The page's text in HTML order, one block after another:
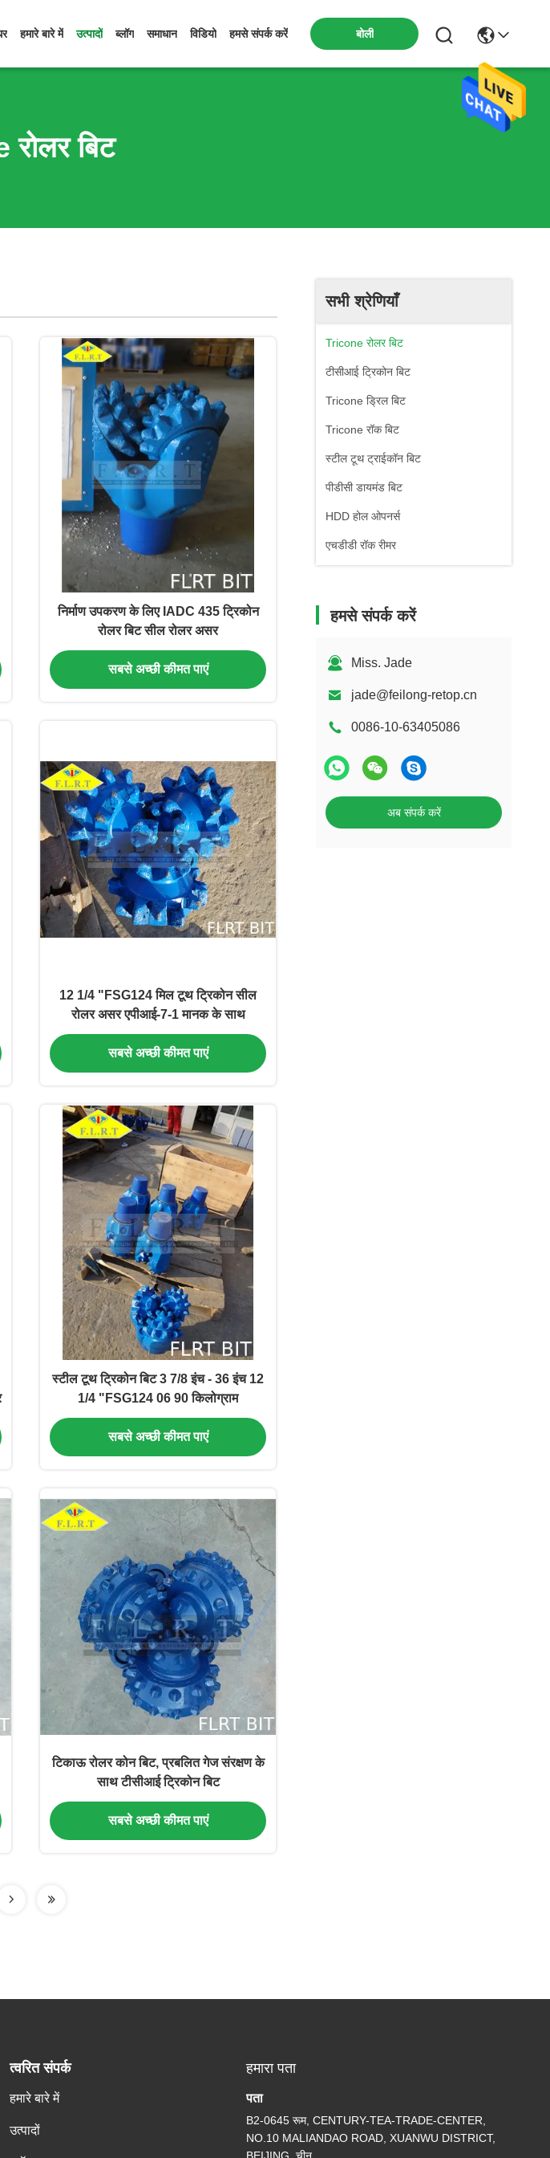
हमारे बारे में उत्पादों ब्लॉग समाधान विडियो हमसे संपर्क करें बोली
बिट
सभी श्रेणियाँ
Tricone रोलर बिट
टीसीआई ट्रिकोन बिट
Tricone ड्रिल बिट
Tricone रॉक बिट
स्टील टूथ ट्राईकॉन बिट
पीडीसी डायमंड बिट
HDD होल ओपनर्स
एचडीडी रॉक रीमर
हमसे संपर्क करें
Miss. Jade
jade@feilong-retop.cn
0086-10-63405086
अब संपर्क करें
निर्माण उपकरण के लिए IADC 435 ट्रिकोन
रोलर बिट सील रोलर असर
सबसे अच्छी कीमत पाएं
12 1/4 "FSG124 मिल टूथ ट्रिकोन सील
रोलर असर एपीआई-7-1 मानक के साथ
सबसे अच्छी कीमत पाएं
स्टील टूथ ट्रिकोन बिट 3 7/8 इंच - 36 इंच 12
1/4 "FSG124 06 90 किलोग्राम
सबसे अच्छी कीमत पाएं
टिकाऊ रोलर कोन बिट, प्रबलित गेज संरक्षण के
साथ टीसीआई ट्रिकोन बिट
सबसे अच्छी कीमत पाएं
त्वरित संपर्क
हमारे बारे में
उत्पादों
हमारा पता
पता
B2-0645 रूम, CENTURY-TEA-TRADE-CENTER,
NO.10 MALIANDAO ROAD, XUANWU DISTRICT,